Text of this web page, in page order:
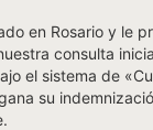
en Rosario y le
consulta
el sistema de
su